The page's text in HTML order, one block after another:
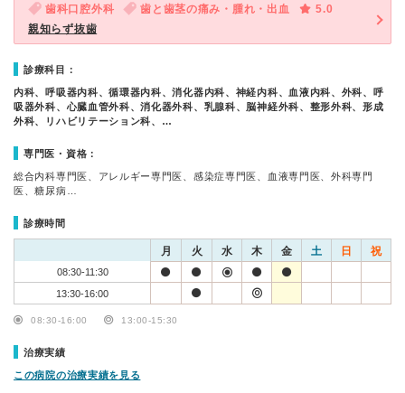
歯科口腔外科 歯と歯茎の痛み・腫れ・出血
5.0
親知らず抜歯
診療科目：
内科、呼吸器内科、循環器内科、消化器内科、神経内科、血液内科、外科、呼
吸器外科、心臓血管外科、消化器外科、乳腺科、脳神経外科、整形外科、形成
外科、リハビリテーション科、…
専門医・資格：
総合内科専門医、アレルギー専門医、感染症専門医、血液専門医、外科専門
医、糖尿病…
診療時間
月 火 水 木 金 土 日 祝
08:30-11:30
13:30-16:00
08:30-16:00 13:00-15:30
治療実績
この病院の治療実績を見る